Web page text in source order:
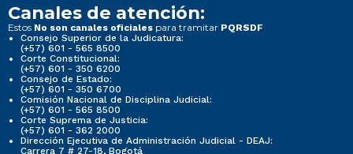
Canales de atención:
Estos No son canales oficiales para tramitar PQRSDF
Consejo Superior de la Judicatura:
(+57) 601 - 565 8500
Corte Constitucional:
(+57) 601 - 350 6200
Consejo de Estado:
(+57) 601 - 350 6700
Comisión Nacional de Disciplina Judicial:
(+57) 601 - 565 8500
Corte Suprema de Justicia:
(+57) 601 - 362 2000
Dirección Ejecutiva de Administración Judicial - DEAJ:
Carrera 7 # 27-18, Bogotá